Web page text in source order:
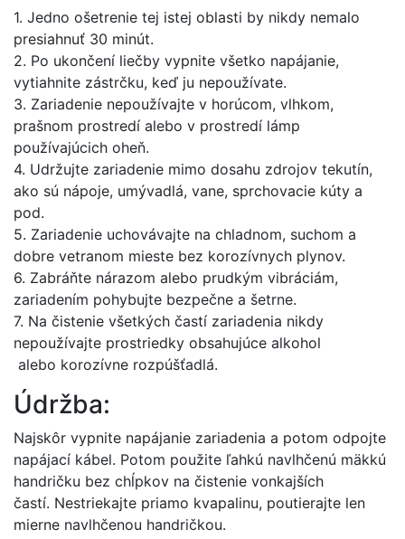
1. Jedno ošetrenie tej istej oblasti by nikdy nemalo
presiahnuť 30 minút.
2. Po ukončení liečby vypnite všetko napájanie,
vytiahnite zástrčku, keď ju nepoužívate.
3. Zariadenie nepoužívajte v horúcom, vlhkom,
prašnom prostredí alebo v prostredí lámp
používajúcich oheň.
4. Udržujte zariadenie mimo dosahu zdrojov tekutín,
ako sú nápoje, umývadlá, vane, sprchovacie kúty a
pod.
5. Zariadenie uchovávajte na chladnom, suchom a
dobre vetranom mieste bez korozívnych plynov.
6. Zabráňte nárazom alebo prudkým vibráciám,
zariadením pohybujte bezpečne a šetrne.
7. Na čistenie všetkých častí zariadenia nikdy
nepoužívajte prostriedky obsahujúce alkohol
alebo korozívne rozpúšťadlá.
Údržba:
Najskôr vypnite napájanie zariadenia a potom odpojte
napájací kábel. Potom použite ľahkú navlhčenú mäkkú
handričku bez chĺpkov na čistenie vonkajších
častí. Nestriekajte priamo kvapalinu, poutierajte len
mierne navlhčenou handričkou.